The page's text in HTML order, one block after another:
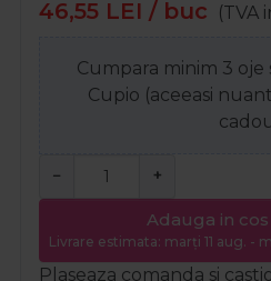
46,55 LEI / buc (TVA
Cumpara minim 3
Cupio (aceeasi
− +
Adauga in cos
Livrare estimata: marți 11 aug. -
Plaseaza comanda si